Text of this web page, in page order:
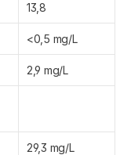
13,8
<0,5 mg/L
2,9 mg/L
29,3 mg/L